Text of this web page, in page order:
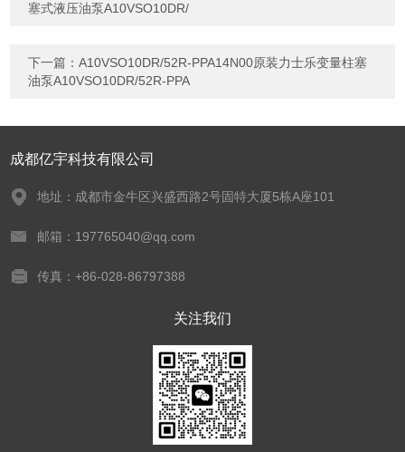
塞式液压油泵A10VSO10DR/
下一篇：A10VSO10DR/52R-PPA14N00原装力士乐变量柱塞
油泵A10VSO10DR/52R-PPA
成都亿宇科技有限公司
地址：成都市金牛区兴盛西路2号固特大厦5栋A座101
邮箱：197765040@qq.com
传真：+86-028-86797388
关注我们